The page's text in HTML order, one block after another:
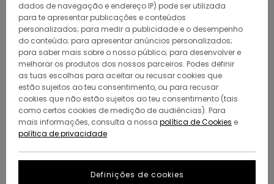
dados de navegação e endereço IP) pode ser utilizada
para te apresentar publicações e conteúdos
personalizados; para medir a publicidade e o desempenho
do conteúdo; para apresentar anúncios personalizados;
para saber mais sobre o nosso público; para desenvolver e
melhorar os produtos dos nossos parceiros. Podes definir
as tuas escolhas para aceitar ou recusar cookies que
estão sujeitos ao teu consentimento, ou para recusar
cookies que não estão sujeitos ao teu consentimento (tais
como certos cookies de medição de audiências). Para
mais informações, consulta a nossa política de Cookies e
política de privacidade
Definições de cookies